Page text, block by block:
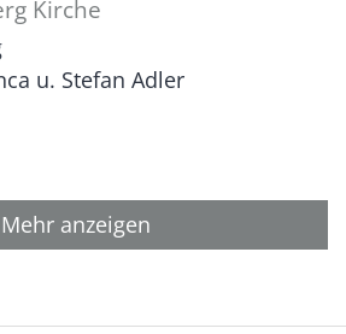
Kirche
u. Stefan Adler
Mehr anzeigen